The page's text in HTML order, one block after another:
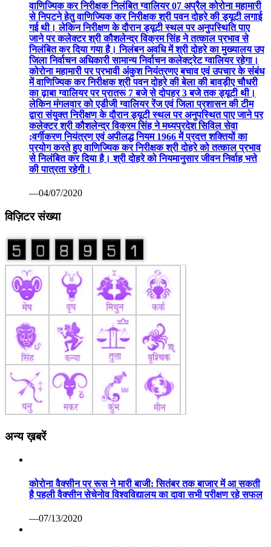
वाणिज्यिक कर निरीक्षक निलंबित ग्वालियर 07 अप्रैल कोरोना महामारी
से निपटने हेतु वाणिज्यिक कर निरीक्षक श्री पवन दोहरे की ड्यूटी लगाई
गई थी। लेकिन निरीक्षण के दौरान ड्यूटी स्थल पर अनुपस्थिति पाए
जाने पर कलेक्टर श्री कौशलेन्द्र विक्रम सिंह ने तत्काल प्रभाव से
निलंबित कर दिया गया है। निलंबन अवधि में श्री दोहरे का मुख्यालय उप
जिला निर्वाचन अधिकारी सामान्य निर्वाचन कलेक्ट्रेट ग्वालियर रहेगा।
कोरोना महामारी पर प्रभावी अंकुश नियंत्रणए बचाव एवं उपचार के संबंध
में वाणिज्यिक कर निरीक्षक श्री पवन दोहरे की बेला की बावड़ीए चौधरी
का ढ़ाबा ग्वालियर पर प्रातरू 7 बजे से दोपहर 3 बजे तक ड्यूटी थी।
लेकिन मंगलवार को एडीजी ग्वालियर रेंज एवं जिला प्रशासन की टीम
द्वारा संयुक्त निरीक्षण के दौरान ड्यूटी स्थल पर अनुपस्थित पाए जाने पर
कलेक्टर श्री कौशलेन्द्र विक्रम सिंह ने मध्यप्रदेश सिविल सेवा
;वर्गीकरण नियंत्रण एवं अपीलद्ध नियम 1966 में प्रदत्त शक्तियों का
प्रयोग करते हुए वाणिज्यिक कर निरीक्षक श्री दोहरे को तत्काल प्रभाव
से निलंबित कर दिया है। श्री दोहरे को नियमानुसार जीवन निर्वाह भत्ते
की पात्रता रहेगी।
—04/07/2020
विज़िटर संख्या
अन्य ख़बरें
कोरोना वैक्सीन पर रूस ने मारी बाजी: सितंबर तक बाजार में आ सकती
है पहली वैक्सीन सेचेनोव विश्वविद्यालय का दावा सभी परीक्षण रहे सफल
—07/13/2020